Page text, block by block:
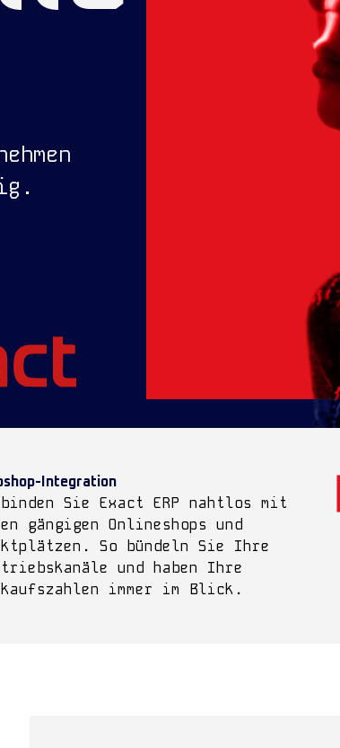
Integration
Sie Exact ERP nahtlos mit
gängigen Onlineshops und
So bündeln Sie Ihre
und haben Ihre
immer im Blick.